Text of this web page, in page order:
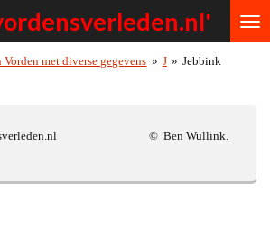
erleden.nl'
met diverse gegevens » J » Jebbink
© Ben Wullink.